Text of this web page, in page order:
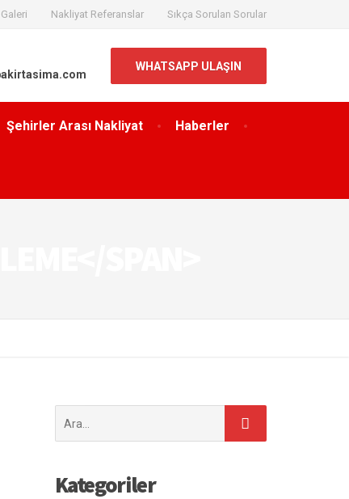
Nakliyat Referanslar Sıkça Sorulan Sorular
Şehirler Arası Nakliyat Haberler
WHATSAPP ULAŞIN
ara:
Kategoriler